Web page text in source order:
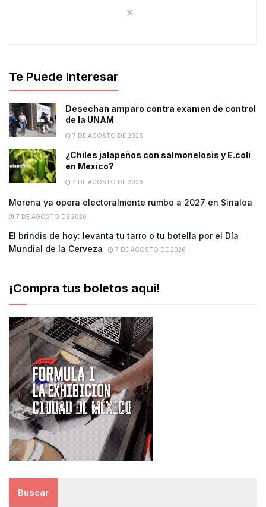
Te Puede Interesar
Desechan amparo contra examen de control
de la UNAM
7 DE AGOSTO DE 2026
¿Chiles jalapeños con salmonelosis y E.coli
en México?
7 DE AGOSTO DE 2026
Morena ya opera electoralmente rumbo a 2027 en Sinaloa
7 DE AGOSTO DE 2026
El brindis de hoy: levanta tu tarro o tu botella por el Día
Mundial de la Cerveza
7 DE AGOSTO DE 2026
¡Compra tus boletos aquí!
Buscar